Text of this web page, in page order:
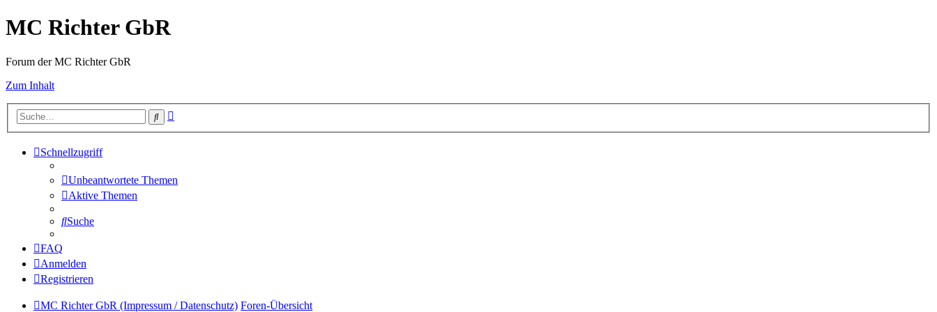
MC Richter GbR
Forum der MC Richter GbR
Zum Inhalt
Suche
Schnellzugriff
Unbeantwortete Themen
Aktive Themen
Suche
FAQ
Anmelden
Registrieren
MC Richter GbR (Impressum / Datenschutz) Foren-Übersicht